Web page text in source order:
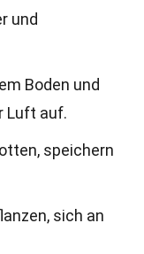
und
Boden und
Luft auf.
speichern
sich an